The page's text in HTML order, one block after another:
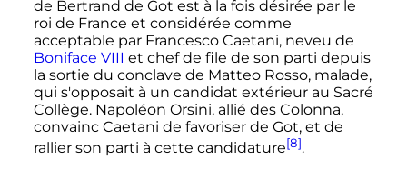
de Bertrand de Got est à la fois désirée par le
roi de France et considérée comme
acceptable par Francesco Caetani, neveu de
Boniface VIII et chef de file de son parti depuis
la sortie du conclave de Matteo Rosso, malade,
qui s'opposait à un candidat extérieur au Sacré
Collège. Napoléon Orsini, allié des Colonna,
convainc Caetani de favoriser de Got, et de
rallier son parti à cette candidature[8].